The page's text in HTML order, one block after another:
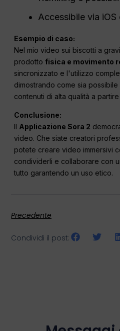
Accessibile via iOS
Esempio di caso:
Nel mio video sui biscotti a
prodottofisica e movimento
sincronizzato e l'utilizzo
dimostrando come sia
contenuti di alta qualità a
Conclusione:
Il Applicazione Sora 2
video. Che siate creatori
potete creare video immersivi
condividerli e collaborare con
tutto garantendo un uso etico.
Precedente
Condividi il post: